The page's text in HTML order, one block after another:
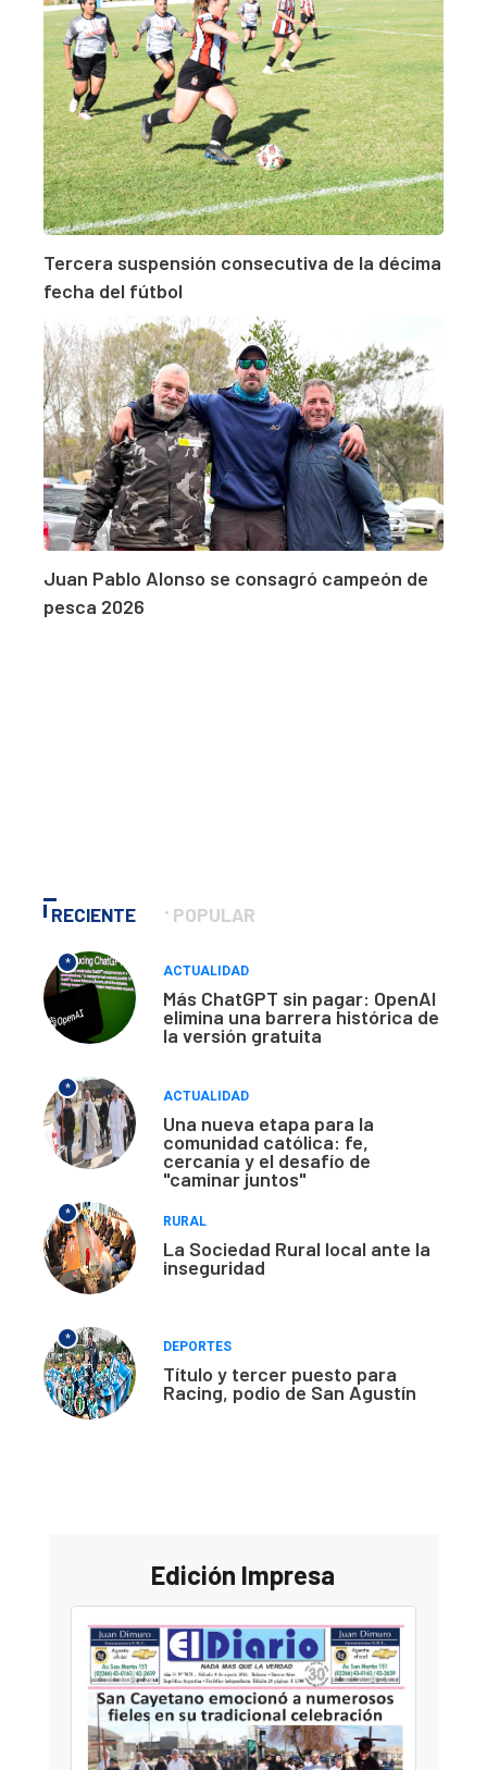
Tercera suspensión consecutiva de la décima
fecha del fútbol
Juan Pablo Alonso se consagró campeón de
pesca 2026
RECIENTE POPULAR
*
ACTUALIDAD
Más ChatGPT sin pagar: OpenAI
elimina una barrera histórica de
la versión gratuita
*
ACTUALIDAD
Una nueva etapa para la
comunidad católica: fe,
cercanía y el desafío de
"caminar juntos"
*
RURAL
La Sociedad Rural local ante la
inseguridad
*
DEPORTES
Título y tercer puesto para
Racing, podio de San Agustín
Edición Impresa